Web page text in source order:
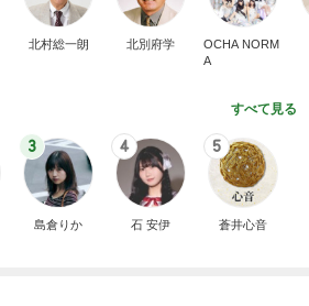
北村総一朗 北別府学
OCHA NORM
A
すべて見る
3
島倉りか
4
石 安伊
5
蒼井心音